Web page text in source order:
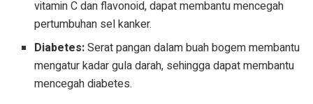
vitamin C dan flavonoid, dapat membantu mencegah
pertumbuhan sel kanker.
Diabetes:Serat pangan dalam buah bogem membantu
mengatur kadar gula darah, sehingga dapat membantu
mencegah diabetes.